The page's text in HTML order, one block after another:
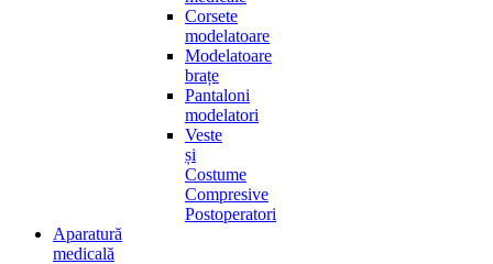
Corsete
modelatoare
Modelatoare
brațe
Pantaloni
modelatori
Veste
și
Costume
Compresive
Postoperatori
Aparatură
medicală